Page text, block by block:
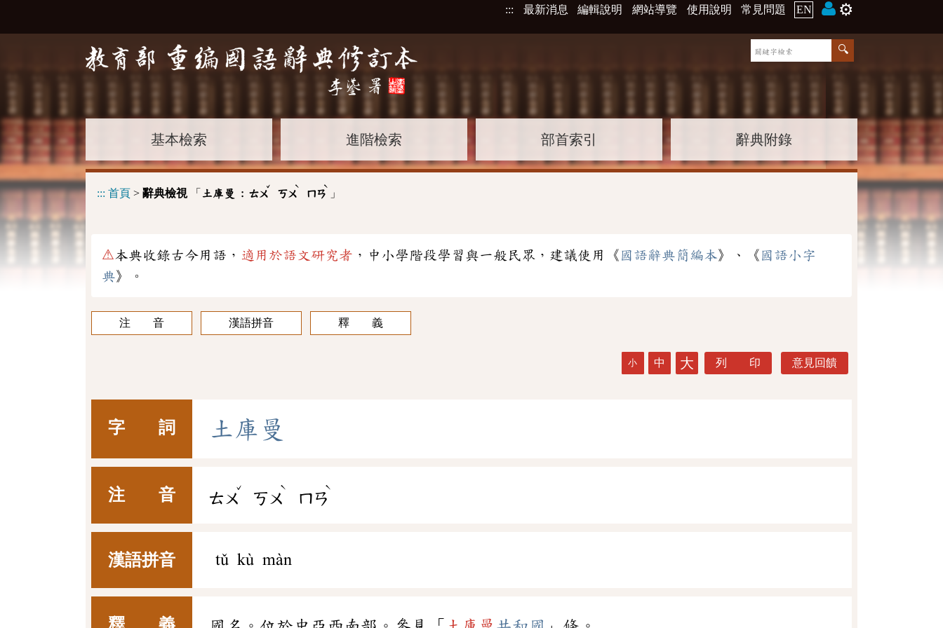
::: 最新消息 編輯說明 網站導覽 使用說明 常見問題 EN ⚙️
基本檢索 進階檢索 部首索引 辭典附錄
::: 首頁 > 辭典檢視「 土庫曼 : ㄊㄨ
ˇ
ㄎㄨ
ˋ
ㄇㄢ
ˋ
」
⚠本典收錄古今用語， 適用於語文研究者 ，中小學階段學習與一般民眾，建議使用《 國語辭典簡編本》、《 國語小字
典》。
注 音 漢語拼音 釋 義
小 中 大 列 印 意見回饋
字 詞 土庫 曼
注 音 ㄊㄨ
ˇ
ㄎㄨ
ˋ
ㄇㄢ
ˋ
漢語拼音 tǔ kù màn